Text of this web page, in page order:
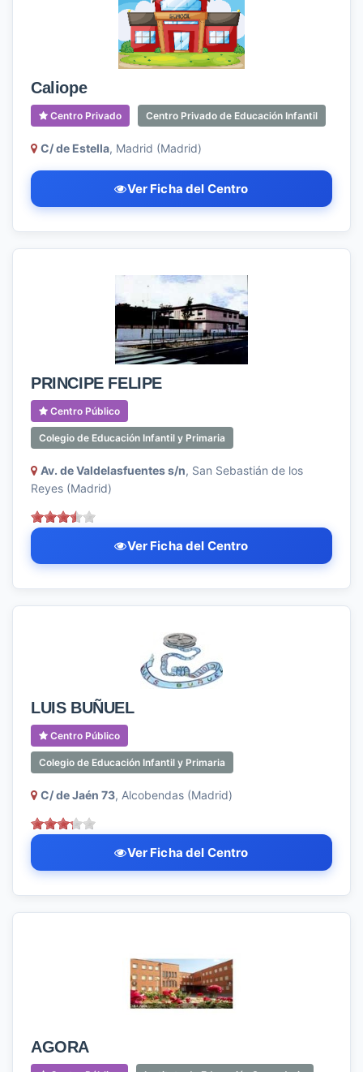
Caliope
Centro Privado Centro Privado de Educación Infantil
C/ de Estella, Madrid (Madrid)
Ver Ficha del Centro
PRINCIPE FELIPE
Centro Público
Colegio de Educación Infantil y Primaria
Av. de Valdelasfuentes s/n, San Sebastián de los
Reyes (Madrid)
Ver Ficha del Centro
LUIS BUÑUEL
Centro Público
Colegio de Educación Infantil y Primaria
C/ de Jaén 73, Alcobendas (Madrid)
Ver Ficha del Centro
AGORA